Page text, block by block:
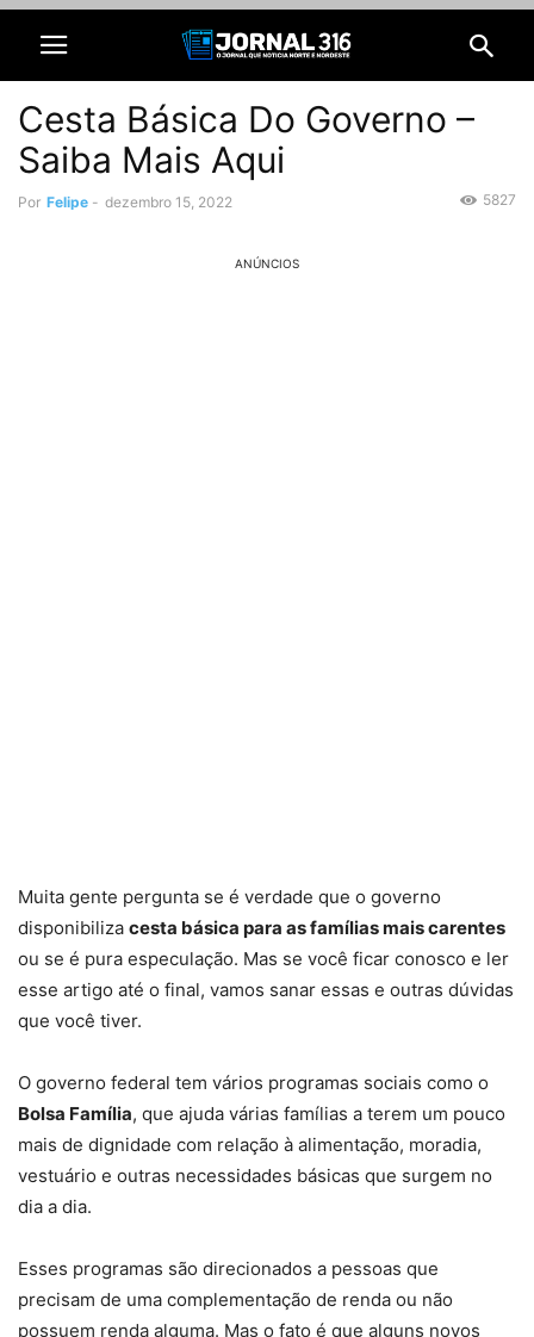
Cesta Básica Do Governo –
Saiba Mais Aqui
Por Felipe - dezembro 15, 2022 5827
ANÚNCIOS
Muita gente pergunta se é verdade que o governo
disponibiliza cesta básica para as famílias mais carentes
ou se é pura especulação. Mas se você ficar conosco e ler
esse artigo até o final, vamos sanar essas e outras dúvidas
que você tiver.
O governo federal tem vários programas sociais como o
Bolsa Família, que ajuda várias famílias a terem um pouco
mais de dignidade com relação à alimentação, moradia,
vestuário e outras necessidades básicas que surgem no
dia a dia.
Esses programas são direcionados a pessoas que
precisam de uma complementação de renda ou não
possuem renda alguma. Mas o fato é que alguns novos